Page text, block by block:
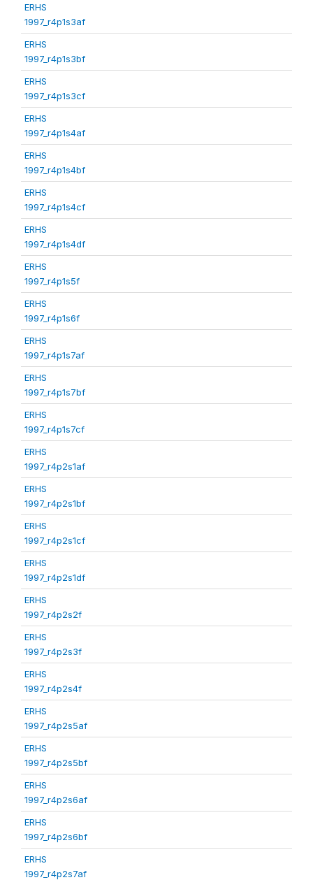
ERHS
1997_r4p1s3af
ERHS
1997_r4p1s3bf
ERHS
1997_r4p1s3cf
ERHS
1997_r4p1s4af
ERHS
1997_r4p1s4bf
ERHS
1997_r4p1s4cf
ERHS
1997_r4p1s4df
ERHS
1997_r4p1s5f
ERHS
1997_r4p1s6f
ERHS
1997_r4p1s7af
ERHS
1997_r4p1s7bf
ERHS
1997_r4p1s7cf
ERHS
1997_r4p2s1af
ERHS
1997_r4p2s1bf
ERHS
1997_r4p2s1cf
ERHS
1997_r4p2s1df
ERHS
1997_r4p2s2f
ERHS
1997_r4p2s3f
ERHS
1997_r4p2s4f
ERHS
1997_r4p2s5af
ERHS
1997_r4p2s5bf
ERHS
1997_r4p2s6af
ERHS
1997_r4p2s6bf
ERHS
1997_r4p2s7af